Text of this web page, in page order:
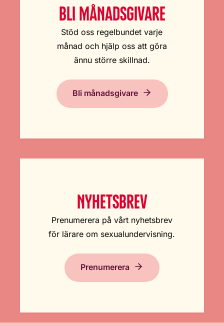
BLI MÅNADSGIVARE
Stöd oss regelbundet varje
månad och hjälp oss att göra
ännu större skillnad.
Bli månadsgivare
NYHETSBREV
Prenumerera på vårt nyhetsbrev
för lärare om sexualundervisning.
Prenumerera